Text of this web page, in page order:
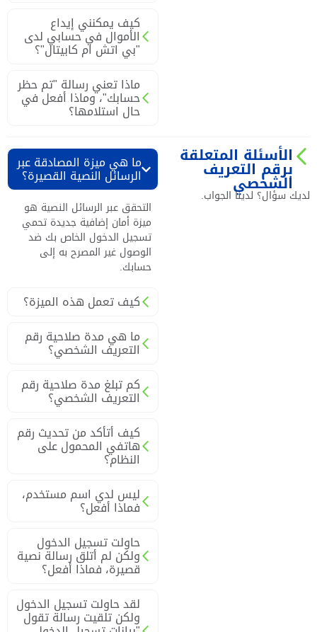
كيف يمكنني إيداع
الأموال في حسابي لدى
"بي اتش ام كابيتال"؟
ماذا تعني رسالة "تم حظر
حسابك"، وماذا أفعل في
حال استلامها؟
الأسئلة المتعلقة
برقم التعريف
الشخصي
لديك سؤال؟ لدينا الجواب.
ما هي ميزة المصادقة عبر
الرسائل النصية القصيرة؟
التحقق عبر الرسائل النصية هو
ميزة أمان إضافية جديدة تحمي
تسجيل الدخول الخاص بك ضد
الوصول غير المصرح به إلى
حسابك.
كيف تعمل هذه الميزة؟
ما هي مدة صلاحية رقم
التعريف الشخصي؟
كم تبلغ مدة صلاحية رقم
التعريف الشخصي؟
كيف أتأكد من تحديث رقم
هاتفي المحمول على
النظام؟
ليس لدي اسم مستخدم،
فماذا أفعل؟
حاولت تسجيل الدخول
ولكن لم أتلق رسالة نصية
قصيرة، فماذا أفعل؟
لقد حاولت تسجيل الدخول
ولكن تلقيت رسالة تقول